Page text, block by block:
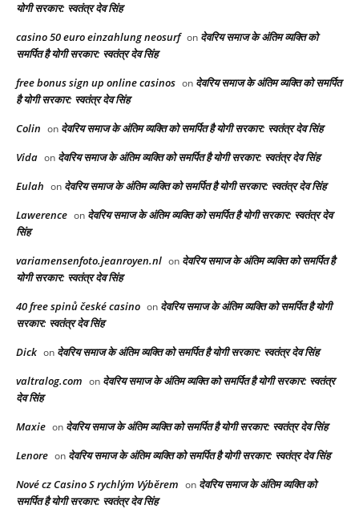
योगी सरकार: स्वतंत्र देव सिंह
casino 50 euro einzahlung neosurf on देवरिय समाज के अंतिम व्यक्ति को
समर्पित है योगी सरकार: स्वतंत्र देव सिंह
free bonus sign up online casinos on देवरिय समाज के अंतिम व्यक्ति को समर्पित
है योगी सरकार: स्वतंत्र देव सिंह
Colin on देवरिय समाज के अंतिम व्यक्ति को समर्पित है योगी सरकार: स्वतंत्र देव सिंह
Vida on देवरिय समाज के अंतिम व्यक्ति को समर्पित है योगी सरकार: स्वतंत्र देव सिंह
Eulah on देवरिय समाज के अंतिम व्यक्ति को समर्पित है योगी सरकार: स्वतंत्र देव सिंह
Lawerence on देवरिय समाज के अंतिम व्यक्ति को समर्पित है योगी सरकार: स्वतंत्र देव
सिंह
variamensenfoto.jeanroyen.nl on देवरिय समाज के अंतिम व्यक्ति को समर्पित है
योगी सरकार: स्वतंत्र देव सिंह
40 free spinů české casino on देवरिय समाज के अंतिम व्यक्ति को समर्पित है योगी
सरकार: स्वतंत्र देव सिंह
Dick on देवरिय समाज के अंतिम व्यक्ति को समर्पित है योगी सरकार: स्वतंत्र देव सिंह
valtralog.com on देवरिय समाज के अंतिम व्यक्ति को समर्पित है योगी सरकार: स्वतंत्र
देव सिंह
Maxie on देवरिय समाज के अंतिम व्यक्ति को समर्पित है योगी सरकार: स्वतंत्र देव सिंह
Lenore on देवरिय समाज के अंतिम व्यक्ति को समर्पित है योगी सरकार: स्वतंत्र देव सिंह
Nové cz Casino S rychlým Výběrem on देवरिय समाज के अंतिम व्यक्ति को
समर्पित है योगी सरकार: स्वतंत्र देव सिंह